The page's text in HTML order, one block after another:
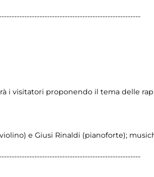
i visitatori proponendo il tema delle
e Giusi Rinaldi (pianoforte);